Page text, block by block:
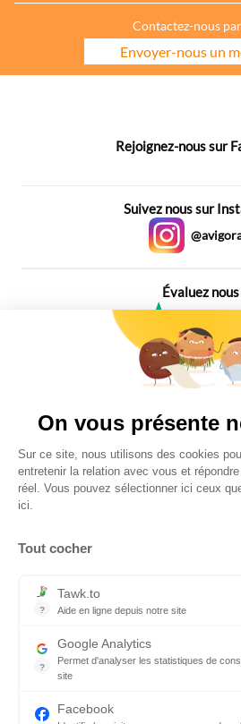
Contactez-nous
Envoyer-nous un
Rejoignez-nous sur
Suivez nous sur
Évaluez nous
Plus de 650 Avis
FAQ - réponses à vos questions
On vous présente
Sur ce site, nous utilisons des cookies
entretenir la relation avec vous et
réel. Vous pouvez sélectionner ici ceux
ici.
Tout cocher
?
Tawk.to
Aide en ligne depuis notre site
?
Google Analytics
Permet d'analyser les statistiques de
site
Facebook